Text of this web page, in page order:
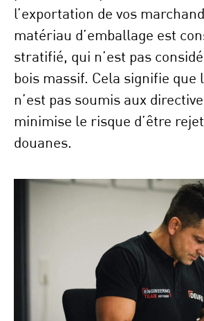
l’exportation de vos
matériau d’emballage est
stratifié, qui n’est pas
bois massif. Cela signifie que
n’est pas soumis aux
minimise le risque d’être
douanes.